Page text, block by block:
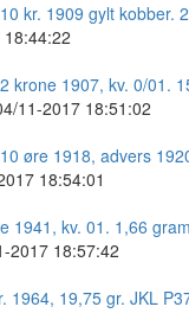
kr. 1909 gylt kobber.
krone 1907, kv. 0/01.
11-2017 18:51:02
øre 1918, advers
18:54:01
1941, kv. 01. 1,66
2017 18:57:42
1964, 19,75 gr. JKL